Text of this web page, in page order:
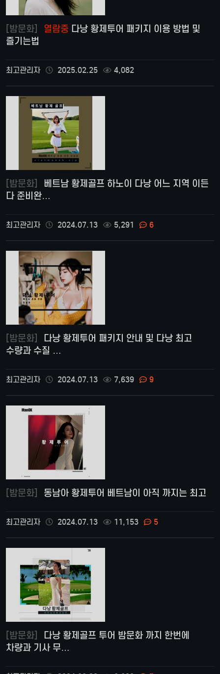
[밤문화] 열람중 다낭 황제투어 패키지 이용 방법 및
즐기는법
최고관리자 2025.02.25 4,082
[밤문화]
다 준비완…
최고관리자 2024.07.13 5,291 6
[밤문화]
수량과 수질 …
최고관리자 2024.07.13 7,639 9
[밤문화] 동남아 황제투어 베트남이 아직 까지는 최고
최고관리자 2024.07.13 11,153 5
[밤문화]
차량과 기사 무…